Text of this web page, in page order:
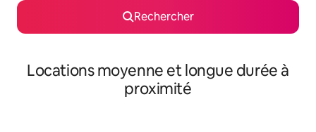
Rechercher
Locations moyenne et longue durée à
proximité